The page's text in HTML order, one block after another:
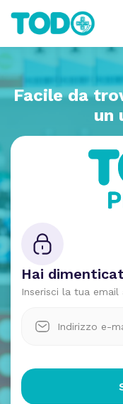
Facile da
un
Hai
Inserisci la tua